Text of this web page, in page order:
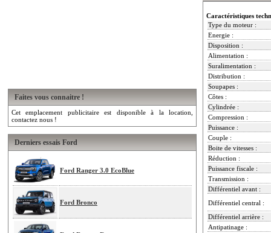
Faites vous connaitre !
Cet emplacement publicitaire est disponible à la location,
contactez nous !
Derniers essais Ford
Ford Ranger 3.0 EcoBlue
Ford Bronco
Caractéristiques
Type du moteur :
Energie :
Disposition :
Alimentation :
Suralimentation :
Distribution :
Soupapes :
Côtes :
Cylindrée :
Compression :
Puissance :
Couple :
Boite de vitesses :
Réduction :
Puissance fiscale :
Transmission :
Différentiel avant :
Différentiel central :
Différentiel arrière :
Antipatinage :